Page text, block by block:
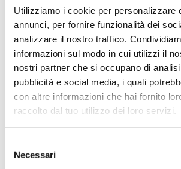
Utilizziamo i cookie per personalizzare
annunci, per fornire funzionalità dei
analizzare il nostro traffico.
informazioni sul modo in cui utilizzi il
nostri partner che si occupano di analisi
pubblicità e social media, i quali
con altre informazioni che hai fornito
raccolto dal tuo utilizzo dei loro servizi.
delNecessari
con la giustizia, la solidarietà e
PHRG è una rivista scientifica
"peer-reviewed" in lingua
da Padova University Press.
risorsa nuova all’interno della
ampia e sfaccettata comunità
impegnata nella studio dei
desidera presentare contributi